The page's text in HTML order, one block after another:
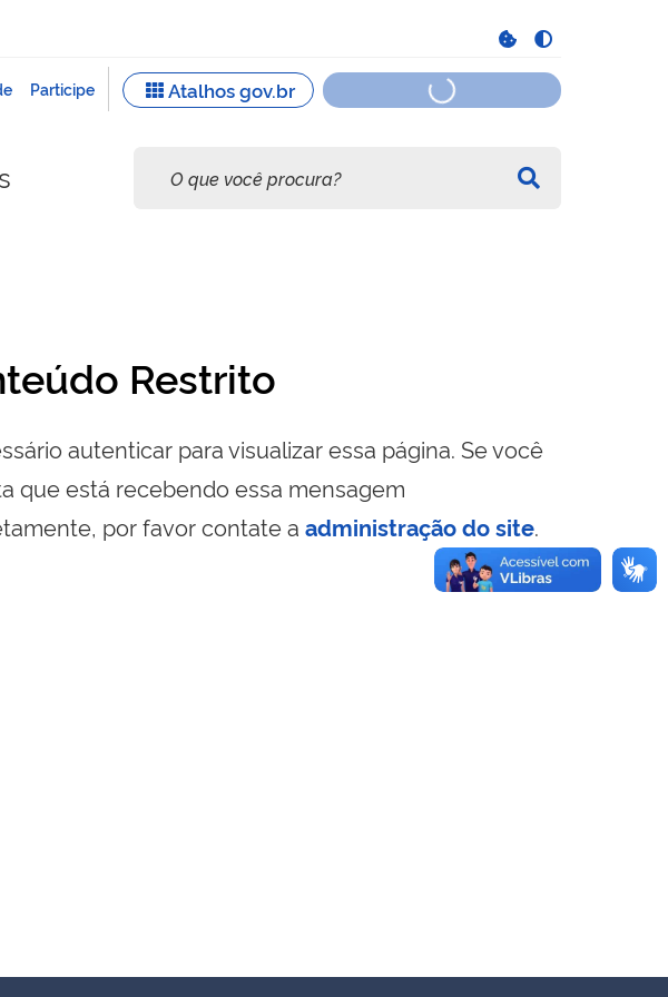
Restrito
autenticar para visualizar essa página. Se você
que está recebendo essa mensagem
por favor contate a administração do site.